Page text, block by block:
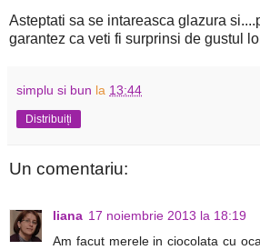
Asteptati sa se intareasca glazura
garantez ca veti fi surprinsi de gustul
simplu si bun la 13:44
Distribuiți
Un comentariu:
liana 17 noiembrie 2013 la 18:19
Am facut merele in ciocolata cu